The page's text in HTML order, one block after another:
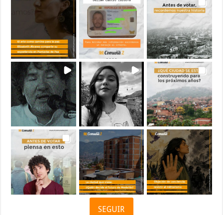
SEGUIR